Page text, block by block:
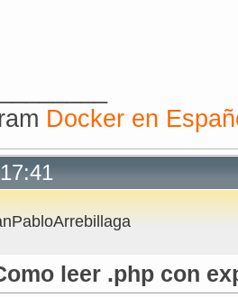
Docker en
leer .php con